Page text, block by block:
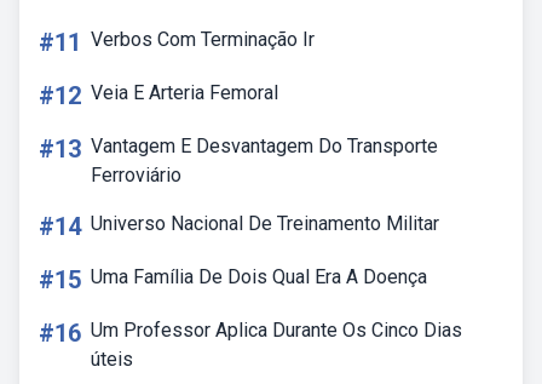
#11 Verbos Com Terminação Ir
#12 Veia E Arteria Femoral
#13 Vantagem E Desvantagem Do Transporte
Ferroviário
#14 Universo Nacional De Treinamento Militar
#15 Uma Família De Dois Qual Era A Doença
#16 Um Professor Aplica Durante Os Cinco Dias
úteis